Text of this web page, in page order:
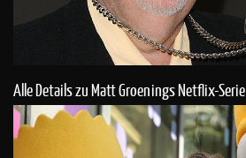
Alle Details zu Matt Groenings Netflix-Serie